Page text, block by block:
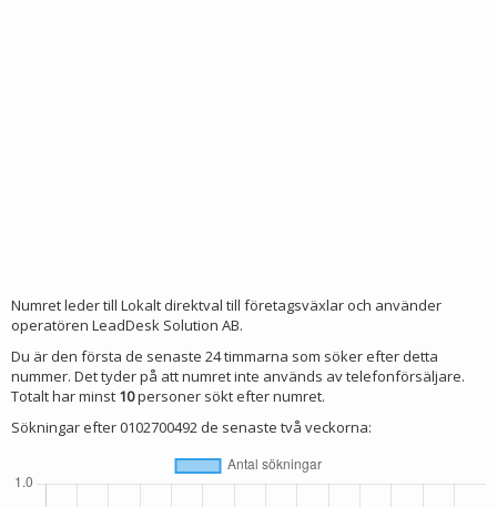
Numret leder till Lokalt direktval till företagsväxlar och använder
operatören LeadDesk Solution AB.
Du är den första de senaste 24 timmarna som söker efter detta
nummer. Det tyder på att numret inte används av telefonförsäljare.
Totalt har minst 10personer sökt efter numret.
Sökningar efter 0102700492 de senaste två veckorna: